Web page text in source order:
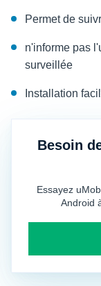
Permet de
n'informe pas
surveillée
Installation
Besoin
Essayez
Android